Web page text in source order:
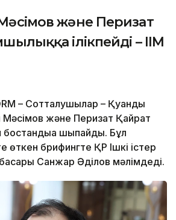
және Перизат
ілікпейді – ІІМ
– Сотталушылар – Қуандық
Мәсімов және Перизат Қайрат
шықпайды. Бұл
өткен брифингте ҚР Ішкі істер
Санжар Әділов мәлімдеді.